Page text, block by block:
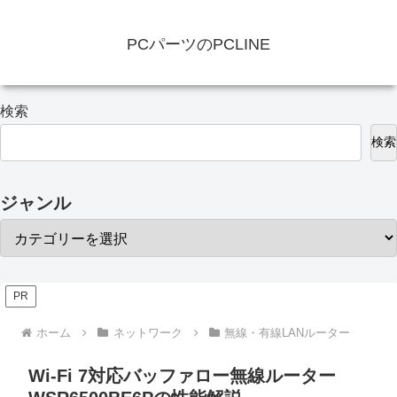
PCパーツのPCLINE
検索
検索
ジャンル
PR
ホーム ネットワーク 無線・有線LANルーター
Wi-Fi 7対応バッファロー無線ルーター